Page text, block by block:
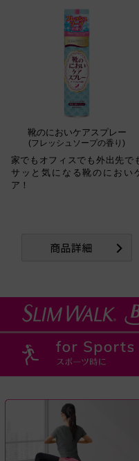
靴のにおいケアスプレー
(フレッシュソープの香り)
家でもオフィスでも外出先で
サッと気になる靴のにおい
ア！